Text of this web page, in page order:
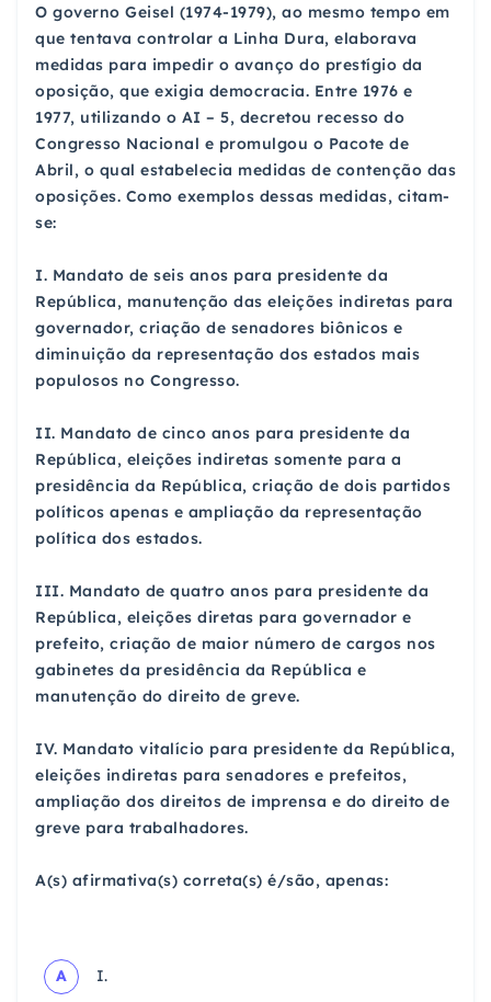
O governo Geisel (1974-1979), ao mesmo tempo em
que tentava controlar a Linha Dura, elaborava
medidas para impedir o avanço do prestígio da
oposição, que exigia democracia. Entre 1976 e
1977, utilizando o AI – 5, decretou recesso do
Congresso Nacional e promulgou o Pacote de
Abril, o qual estabelecia medidas de contenção das
oposições. Como exemplos dessas medidas, citam-
se:
I. Mandato de seis anos para presidente da
República, manutenção das eleições indiretas para
governador, criação de senadores biônicos e
diminuição da representação dos estados mais
populosos no Congresso.
II. Mandato de cinco anos para presidente da
República, eleições indiretas somente para a
presidência da República, criação de dois partidos
políticos apenas e ampliação da representação
política dos estados.
III. Mandato de quatro anos para presidente da
República, eleições diretas para governador e
prefeito, criação de maior número de cargos nos
gabinetes da presidência da República e
manutenção do direito de greve.
IV. Mandato vitalício para presidente da República,
eleições indiretas para senadores e prefeitos,
ampliação dos direitos de imprensa e do direito de
greve para trabalhadores.
A(s) afirmativa(s) correta(s) é/são, apenas:
A I.